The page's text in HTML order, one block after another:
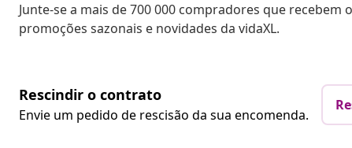
Junte-se a mais de 700 000 compradores que recebem
promoções sazonais e novidades da vidaXL.
Rescindir o contrato
Envie um pedido de rescisão da sua encomenda.